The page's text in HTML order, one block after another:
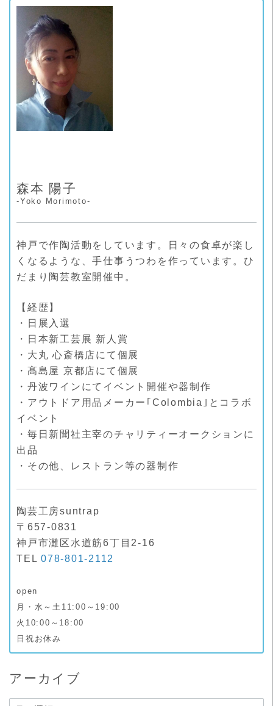
森本 陽子
-Yoko Morimoto-
神戸で作陶活動をしています。日々の食卓が楽し
くなるような、手仕事うつわを作っています。ひ
だまり陶芸教室開催中。
【経歴】
・日展入選
・日本新工芸展 新人賞
・大丸 心斎橋店にて個展
・髙島屋 京都店にて個展
・丹波ワインにてイベント開催や器制作
・アウトドア用品メーカー｢Colombia｣とコラボ
イベント
・毎日新聞社主宰のチャリティーオークションに
出品
・その他、レストラン等の器制作
陶芸工房suntrap
〒657-0831
神戸市灘区水道筋6丁目2-16
TEL078-801-2112
open
月・水～土11:00～19:00
火10:00～18:00
日祝お休み
アーカイブ